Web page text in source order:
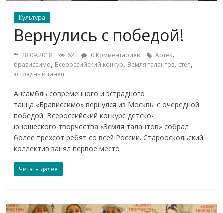
Культура
Вернулись с победой!
28.09.2018 62 0 Комментариев Артек,
брависсимо, Всероссийский конкур, Земля талантов, степ,
эстрадный танец
Ансамбль современного и эстрадного
танца «Брависсимо» вернулся из Москвы с очередной
победой. Всероссийский конкурс детско-
юношеского творчества «Земля талантов» собрал
более трехсот ребят со всей России. Старооскольский
коллектив занял первое место
Читать далее